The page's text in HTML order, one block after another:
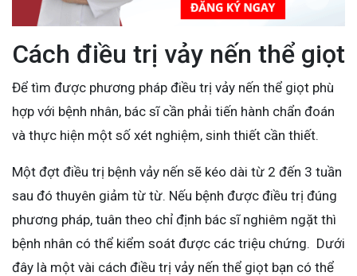
Cách điều trị vảy nến thể giọt
Để tìm được phương pháp điều trị vảy nến thể giọt phù
hợp với bệnh nhân, bác sĩ cần phải tiến hành chẩn đoán
và thực hiện một số xét nghiệm, sinh thiết cần thiết.
Một đợt điều trị bệnh vảy nến sẽ kéo dài từ 2 đến 3 tuần
sau đó thuyên giảm từ từ. Nếu bệnh được điều trị đúng
phương pháp, tuân theo chỉ định bác sĩ nghiêm ngặt thì
bệnh nhân có thể kiểm soát được các triệu chứng. Dưới
đây là một vài cách điều trị vảy nến thể giọt bạn có thể